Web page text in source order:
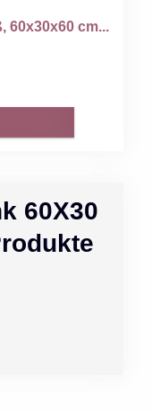
60X30
60x30x60 cm...